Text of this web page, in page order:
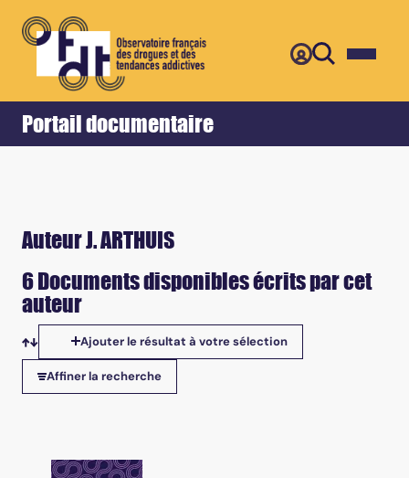
Portail documentaire
Accueil Retour
Auteur J. ARTHUIS
6 Documents disponibles écrits par cet
auteur
Tris disponibles
Ajouter le résultat à votre sélection
Affiner la recherche